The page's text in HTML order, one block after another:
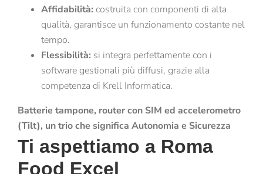
Affidabilità: costruita con componenti di alta
qualità, garantisce un funzionamento costante nel
tempo.
Flessibilità: si integra perfettamente con i
software gestionali più diffusi, grazie alla
competenza di Krell Informatica.
Batterie tampone, router con SIM ed accelerometro
(Tilt), un trio che significa Autonomia e Sicurezza
Ti aspettiamo a Roma
Food Excel